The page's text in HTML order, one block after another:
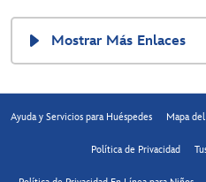
Mostrar Más Enlaces
Ayuda y Servicios para Huéspedes Mapa
Política de Privacidad